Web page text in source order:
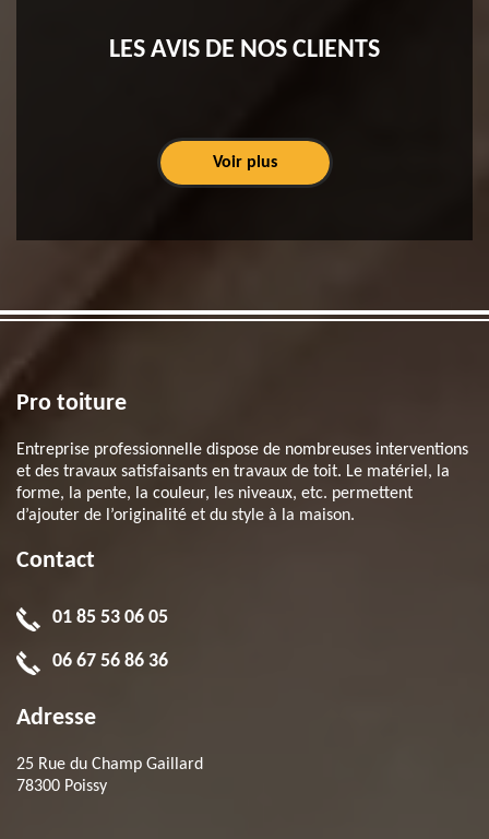
LES AVIS DE NOS CLIENTS
Voir plus
Pro toiture
Entreprise professionnelle dispose de nombreuses interventions
et des travaux satisfaisants en travaux de toit. Le matériel, la
forme, la pente, la couleur, les niveaux, etc. permettent
d’ajouter de l’originalité et du style à la maison.
Contact
01 85 53 06 05
06 67 56 86 36
Adresse
25 Rue du Champ Gaillard
78300 Poissy